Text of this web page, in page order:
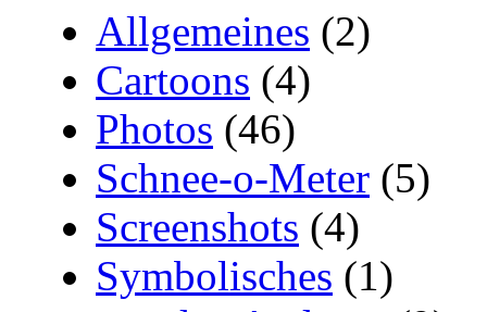
Allgemeines (2)
Cartoons (4)
Photos (46)
Schnee-o-Meter (5)
Screenshots (4)
Symbolisches (1)